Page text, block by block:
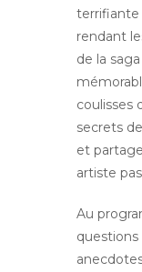
terrifiante
rendant
de la
coulisses
secrets
et
artiste
Au
questions